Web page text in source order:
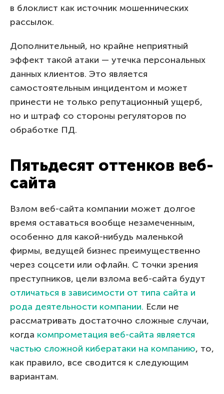
в блоклист как источник мошеннических
рассылок.
Дополнительный, но крайне неприятный
эффект такой атаки — утечка персональных
данных клиентов. Это является
самостоятельным инцидентом и может
принести не только репутационный ущерб,
но и штраф со стороны регуляторов по
обработке ПД.
Пятьдесят оттенков веб-
сайта
Взлом веб-сайта компании может долгое
время оставаться вообще незамеченным,
особенно для какой-нибудь маленькой
фирмы, ведущей бизнес преимущественно
через соцсети или офлайн. С точки зрения
преступников, цели взлома веб-сайта будут
отличаться в зависимости от типа сайта и
рода деятельности компании. Если не
рассматривать достаточно сложные случаи,
когда компрометация веб-сайта является
частью сложной кибератаки на компанию, то,
как правило, все сводится к следующим
вариантам.